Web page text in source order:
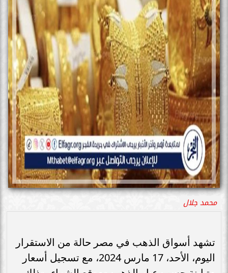
محمد جلال
تشهد أسواق الذهب في مصر حالة من الاستقرار
اليوم، الأحد، 17 مارس 2024، مع تسجيل أسعار